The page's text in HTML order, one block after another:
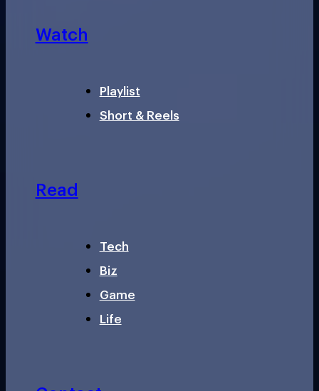
Watch
Playlist
Short & Reels
Read
Tech
Biz
Game
Life